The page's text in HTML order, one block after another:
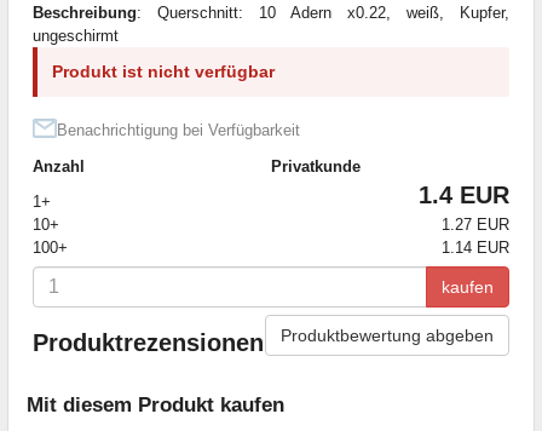
Beschreibung: Querschnitt: 10 Adern x0.22, weiß, Kupfer,
ungeschirmt
Produkt ist nicht verfügbar
Benachrichtigung bei Verfügbarkeit
Anzahl
Privatkunde
1+
1.4 EUR
10+
1.27 EUR
100+
1.14 EUR
kaufen
Produktrezensionen Produktbewertung abgeben
Mit diesem Produkt kaufen